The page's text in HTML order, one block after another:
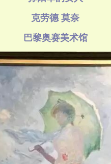
克劳德 莫奈
巴黎奥赛美术馆